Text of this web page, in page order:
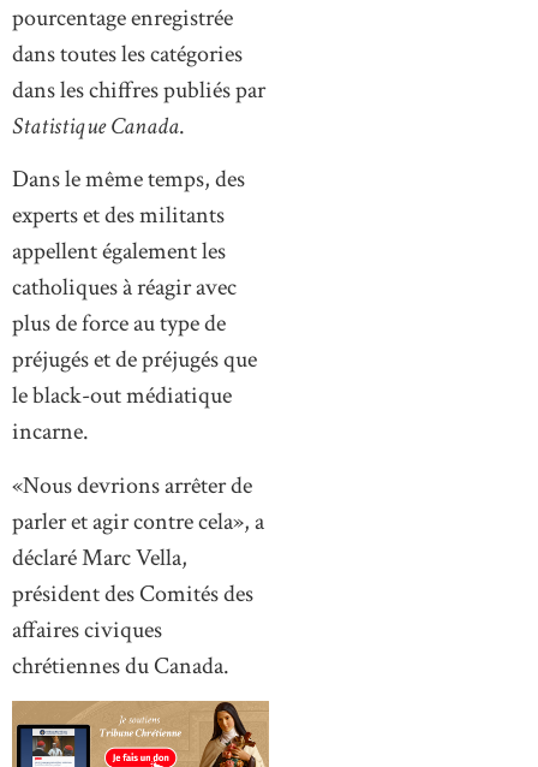
pourcentage enregistrée
dans toutes les catégories
dans les chiffres publiés par
Statistique Canada.
Dans le même temps, des
experts et des militants
appellent également les
catholiques à réagir avec
plus de force au type de
préjugés et de préjugés que
le black-out médiatique
incarne.
«Nous devrions arrêter de
parler et agir contre cela», a
déclaré Marc Vella,
président des Comités des
affaires civiques
chrétiennes du Canada.